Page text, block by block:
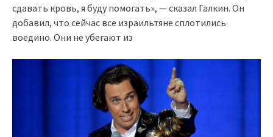
сдавать кровь, я буду помогать», — сказал Галкин. Он
добавил, что сейчас все израильтяне сплотились
воедино. Они не убегают из